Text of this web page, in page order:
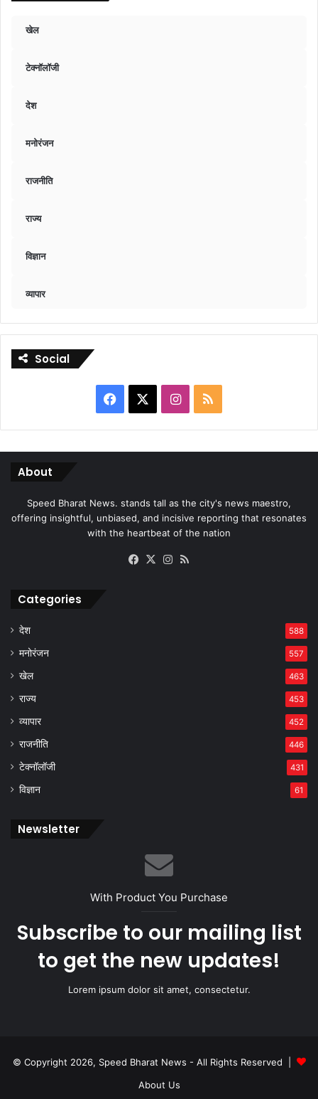
खेल
टेक्नॉलॉजी
देश
मनोरंजन
राजनीति
राज्य
विज्ञान
व्यापार
Social
Facebook Instagram
RSS
About
Speed Bharat News. stands tall as the city's news maestro,
offering insightful, unbiased, and incisive reporting that resonates
with the heartbeat of the nation
Facebook
X Instagram
Categories
देश 588
मनोरंजन 557
खेल 463
राज्य 453
व्यापार 452
राजनीति 446
टेक्नॉलॉजी 431
विज्ञान 61
Newsletter
With Product You Purchase
Subscribe to our mailing list
to get the new updates!
Lorem ipsum dolor sit amet, consectetur.
© Copyright 2026, Speed Bharat News - All Rights Reserved |
About Us